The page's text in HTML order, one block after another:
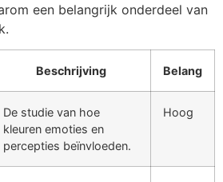
een belangrijk onderdeel van
Beschrijving Belang
De studie van hoe
kleuren emoties en
percepties beïnvloeden.
Hoog